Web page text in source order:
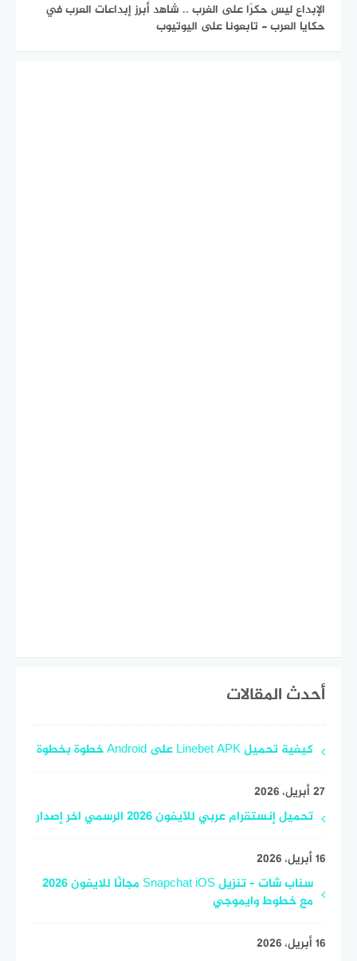
الإبداع ليس حكرًا على الغرب .. شاهد أبرز إبداعات العرب في
حكايا العرب - تابعونا على اليوتيوب
أحدث المقالات
كيفية تحميل Linebet APK على Android خطوة بخطوة
27 أبريل، 2026
تحميل إنستقرام عربي للآيفون 2026 الرسمي اخر إصدار
16 أبريل، 2026
سناب شات – تنزيل Snapchat iOS مجانًا للايفون 2026
مع خطوط وايموجي
16 أبريل، 2026